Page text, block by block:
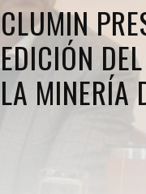
CLUMIN
EDICIÓN
LA MINERÍA